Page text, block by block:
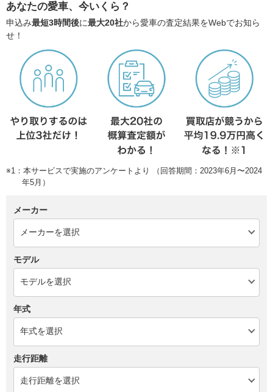
あなたの愛車、今いくら？
申込み最短3時間後に最大20社から愛車の査定結果をWebでお知ら
せ！
※1：本サービスで実施のアンケートより （回答期間：2023年6月〜2024
年5月）
メーカー
モデル
年式
走行距離